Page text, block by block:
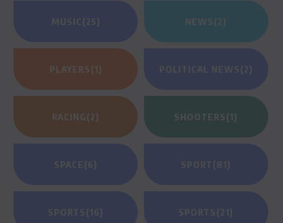
MUSIC (25) NEWS(2)
PLAYERS(1) POLITICAL NEWS(2)
RACING(2) SHOOTERS(1)
SPACE(6) SPORT(81)
SPORTS(16) SPORTS(21)